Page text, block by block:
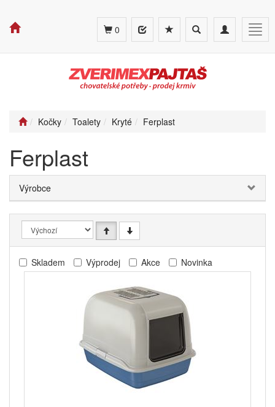
Toggle
navigation
Toggle
search
0
Kočky Toalety Kryté Ferplast
Ferplast
Výrobce
Skladem Výprodej Akce Novinka